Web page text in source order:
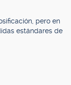
pero en
estándares de